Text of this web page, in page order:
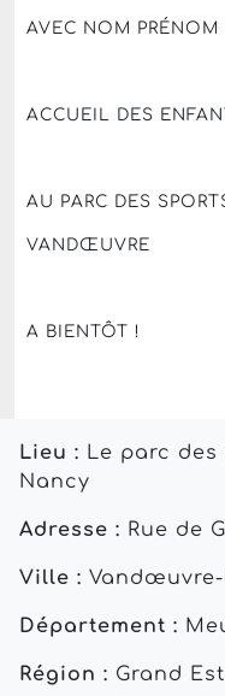
AVEC NOM PRÉNOM
ACCUEIL DES
AU PARC DES
VANDŒUVRE
A BIENTÔT !
Lieu : Le parc
Nancy
Adresse : Rue de
Ville :
Département :
Région : Grand Est